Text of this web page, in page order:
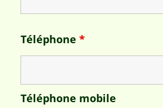
Téléphone *
Téléphone mobile